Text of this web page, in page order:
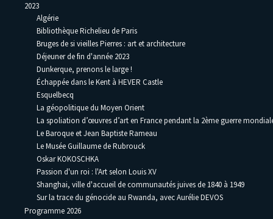
2023
Algérie
Bibliothèque Richelieu de Paris
Bruges de si vieilles Pierres : art et architecture
Déjeuner de fin d'année 2023
Dunkerque, prenons le large !
Échappée dans le Kent à HEVER Castle
Esquelbecq
La géopolitique du Moyen Orient
La spoliation d’œuvres d’art en France pendant la 2ème guerre
Le Baroque et Jean Baptiste Rameau
Le Musée Guillaume de Rubrouck
Oskar KOKOSCHKA
Passion d'un roi : l'Art selon Louis XV
Shanghai, ville d'accueil de communautés juives de 1840 à 1949
Sur la trace du génocide au Rwanda, avec Aurélie DEVOS
Programme 2026